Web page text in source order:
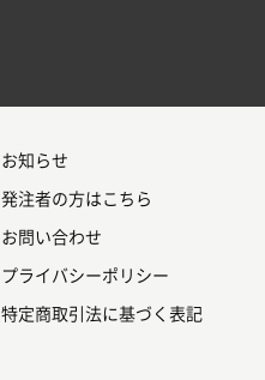
お知らせ
発注者の方はこちら
お問い合わせ
プライバシーポリシー
特定商取引法に基づく表記